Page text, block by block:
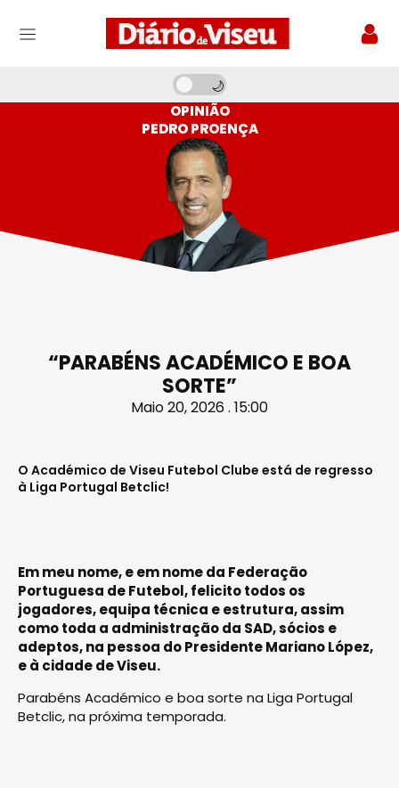
OPINIÃO
PEDRO PROENÇA
“PARABÉNS ACADÉMICO E BOA
SORTE”
Maio 20, 2026 . 15:00
O Académico de Viseu Futebol Clube está de regresso
à Liga Portugal Betclic!
Em meu nome, e em nome da Federação
Portuguesa de Futebol, felicito todos os
jogadores, equipa técnica e estrutura, assim
como toda a administração da SAD, sócios e
adeptos, na pessoa do Presidente Mariano López,
e à cidade de Viseu.
Parabéns Académico e boa sorte na Liga Portugal
Betclic, na próxima temporada.